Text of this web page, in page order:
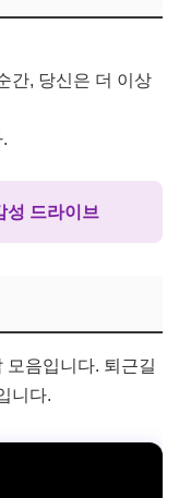
간, 당신은 더 이상
성 드라이브
모음입니다. 퇴근길
니다.